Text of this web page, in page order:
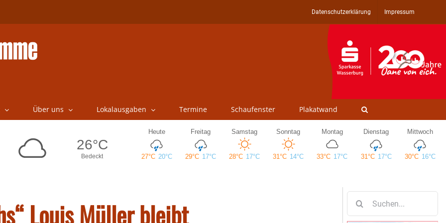
Datenschutzerklärung Impressum
Über uns Lokalausgaben Termine Schaufenster Plakatwand
Louis Müller bleibt
nach: